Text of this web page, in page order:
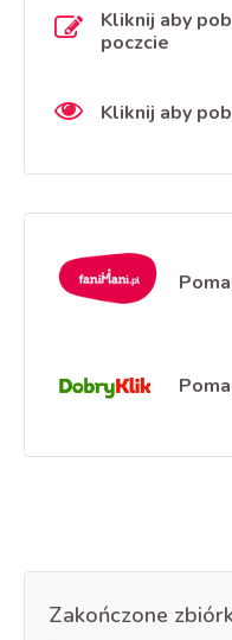
Kliknij aby
poczcie
Kliknij aby
Zakończone